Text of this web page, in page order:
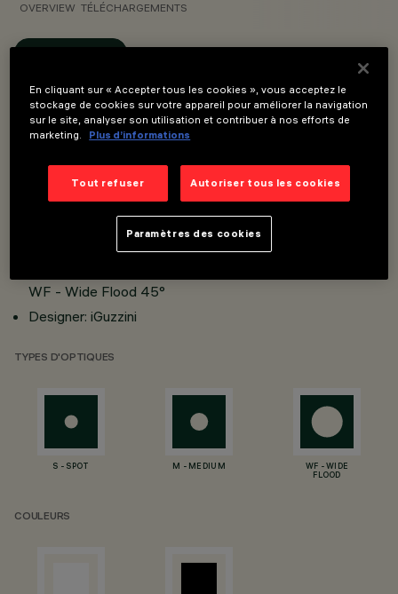
OVERVIEW TÉLÉCHARGEMENTS
Overview
W system: 11.3W
lm system: 540lm, 612lm
Luminous efficiency (real value): 47lm/W, 54lm/W
WF - Wide Flood 45°
Designer: iGuzzini
TYPES D'OPTIQUES
S - SPOT M - MEDIUM
WF - WIDE
FLOOD
COULEURS
En cliquant sur « Accepter tous les cookies », vous acceptez le
stockage de cookies sur votre appareil pour améliorer la navigation
sur le site, analyser son utilisation et contribuer à nos efforts de
marketing.
Plus d’informations
Tout refuser Autoriser tous les cookies
Paramètres des cookies